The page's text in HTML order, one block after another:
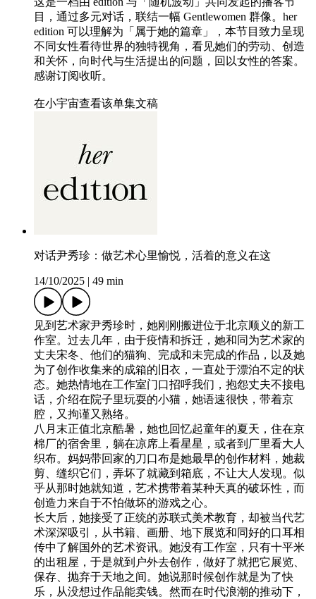
目，通过多元对话，联结一幅 Gentlewomen 群像。her
edition 可以理解为「属于她的篇章」，本节目致力呈现
不同女性看待世界的独特视角，看见她们的劳动、创造
和关怀，向时代与生活提出的问题，回以女性的答案。
感谢订阅收听。
在小宇宙查看该单集文稿
对话尹秀珍：做艺术心里愉悦，活着的意义在这
14/10/2025 49 min
见到艺术家尹秀珍时，她刚刚搬进位于北京顺义的新工
作室。过去几年，由于疫情和拆迁，她和同为艺术家的
丈夫宋冬、他们的猫狗、完成和未完成的作品，以及她
为了创作收集来的成箱的旧衣，一直处于漂泊不定的状
态。她热情地在工作室门口招呼我们，抱怨丈夫不接电
话，介绍在院子里玩耍的小猫，她语速很快，带着京
腔，又拘谨又熟络。
八月末正值北京酷暑，她也回忆起童年的夏天，住在京
棉厂的宿舍里，躺在凉席上看星星，或者到厂里看大人
织布。妈妈带回家的刀口布是她最早的创作材料，她裁
剪、缝织它们，弄坏了就藏到箱底，不让大人发现。似
乎从那时她就知道，艺术携带着某种天真的破坏性，而
创造力来自于不怕做坏的游戏之心。
长大后，她接受了正统的苏联式美术教育，却被当代艺
术深深吸引，从书籍、画册、地下展览和同好的口耳相
传中了解国外的艺术资讯。她没有工作室，只有十平米
的出租屋，于是就到户外去创作，做好了就把它展览、
保存、抛弃于天地之间。她说那时候创作就是为了快
乐，从没想过作品能卖钱。然而在时代浪潮的推动下，